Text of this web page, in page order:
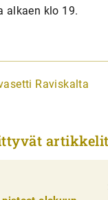
alkaen klo 19.
Raviskalta
artikkelit